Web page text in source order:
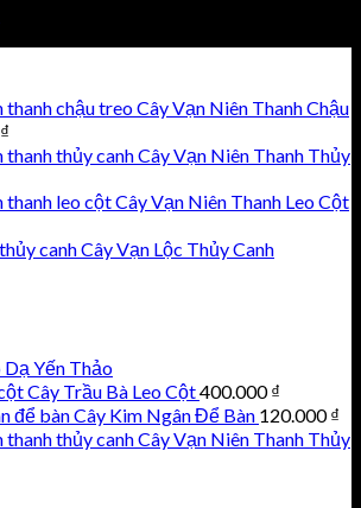
Cây Vạn Niên Thanh Chậu
₫
Cây Vạn Niên Thanh Thủy
Cây Vạn Niên Thanh Leo Cột
Cây Vạn Lộc Thủy Canh
Dạ Yến Thảo
Cây Trầu Bà Leo Cột400.000₫
Cây Kim Ngân Để Bàn 120.000₫
Cây Vạn Niên Thanh Thủy